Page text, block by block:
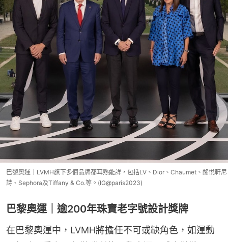
巴黎奧運｜LVMH旗下多個品牌都耳熟能詳，包括LV、Dior、Chaumet、酩悅軒尼
詩、Sephora及Tiffany & Co.等。(IG@paris2023)
巴黎奧運｜逾200年珠寶老字號設計獎牌
在巴黎奧運中，LVMH將擔任不可或缺角色，如運動